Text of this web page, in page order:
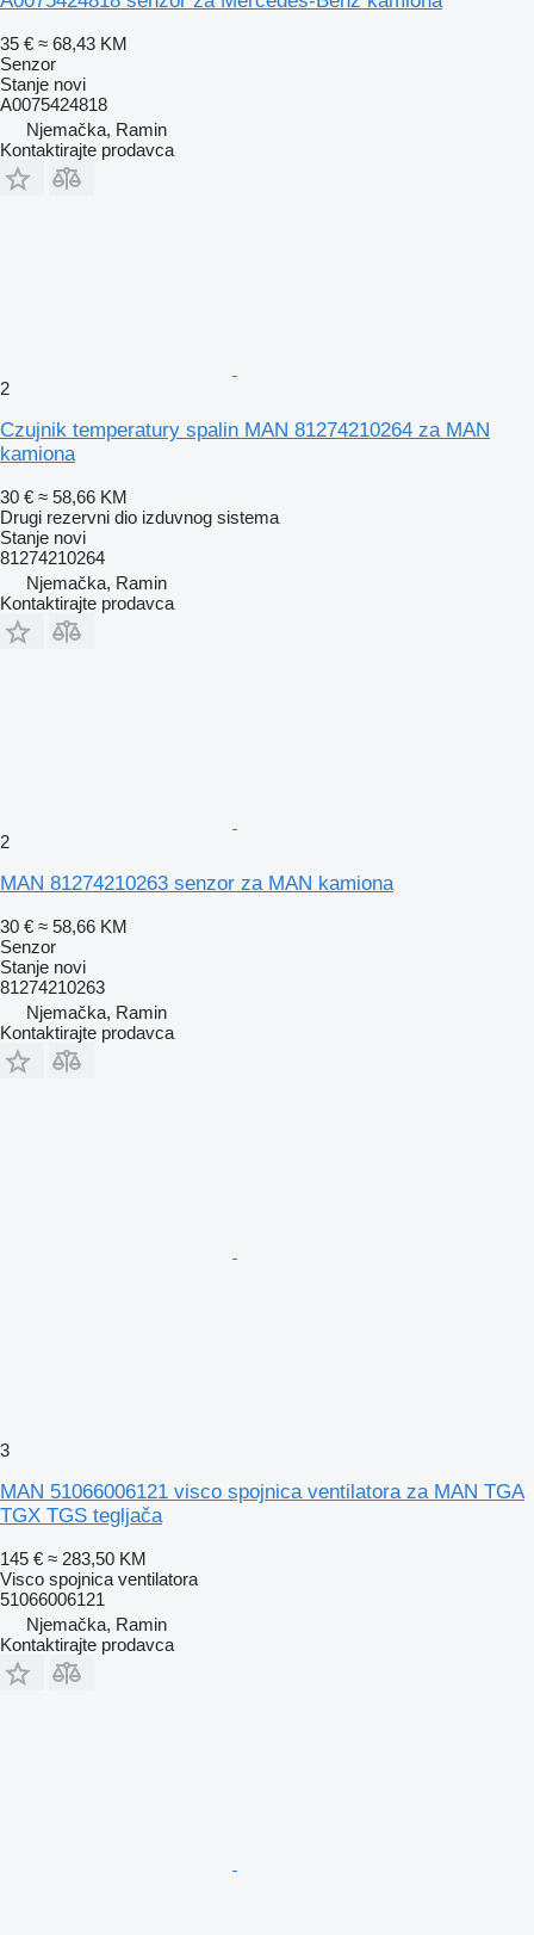
35 € ≈ 68,43 KM
Senzor
Stanje novi
A0075424818
Njemačka, Ramin
Kontaktirajte prodavca
2
Czujnik temperatury spalin MAN 81274210264 za MAN
kamiona
30 € ≈ 58,66 KM
Drugi rezervni dio izduvnog sistema
Stanje novi
81274210264
Njemačka, Ramin
Kontaktirajte prodavca
2
MAN 81274210263 senzor za MAN kamiona
30 € ≈ 58,66 KM
Senzor
Stanje novi
81274210263
Njemačka, Ramin
Kontaktirajte prodavca
3
MAN 51066006121 visco spojnica ventilatora za MAN TGA
TGX TGS tegljača
145 € ≈ 283,50 KM
Visco spojnica ventilatora
51066006121
Njemačka, Ramin
Kontaktirajte prodavca